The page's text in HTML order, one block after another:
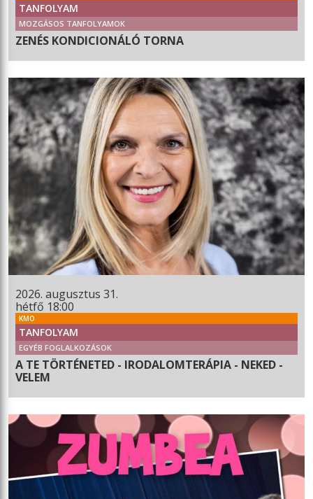
TANFOLYAM
MOZGÁSOS TANFOLYAMOK
ZENÉS KONDICIONÁLÓ TORNA
2026. augusztus 31.
hétfő 18:00
KMO
TANFOLYAM
EGYÉB FOGLALKOZÁSOK
A TE TÖRTÉNETED - IRODALOMTERÁPIA - NEKED -
VELEM